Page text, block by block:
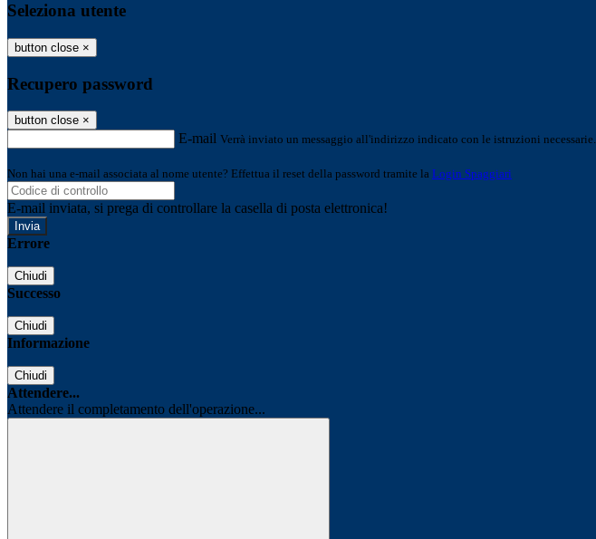
Seleziona utente
button close ×
Recupero password
button close ×
E-mail Verrà inviato un messaggio all'indirizzo indicato con le istruzioni necessarie.
Non hai una e-mail associata al nome utente? Effettua il reset della password tramite la Login Spaggiari
E-mail inviata, si prega di controllare la casella di posta elettronica!
Errore
Chiudi
Successo
Chiudi
Informazione
Chiudi
Attendere...
Attendere il completamento dell'operazione...